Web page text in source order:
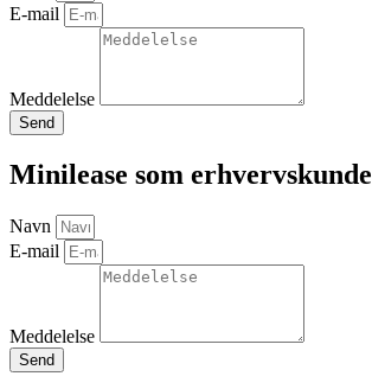
E-mail
Meddelelse
Send
Minilease som erhvervskunde
Navn
E-mail
Meddelelse
Send